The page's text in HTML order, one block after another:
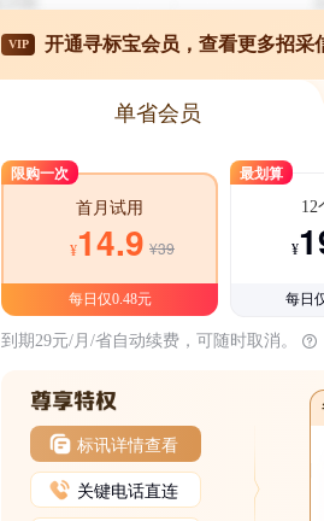
VIP 开通寻标宝会员，查看更多招采
单省会员
限购一次
首月试用
¥14.9 ¥39
每日仅0.48元
最划算
12
¥
每日
到期29元/月/省自动续费，可随时取消。
标讯详情查看
关键电话直连